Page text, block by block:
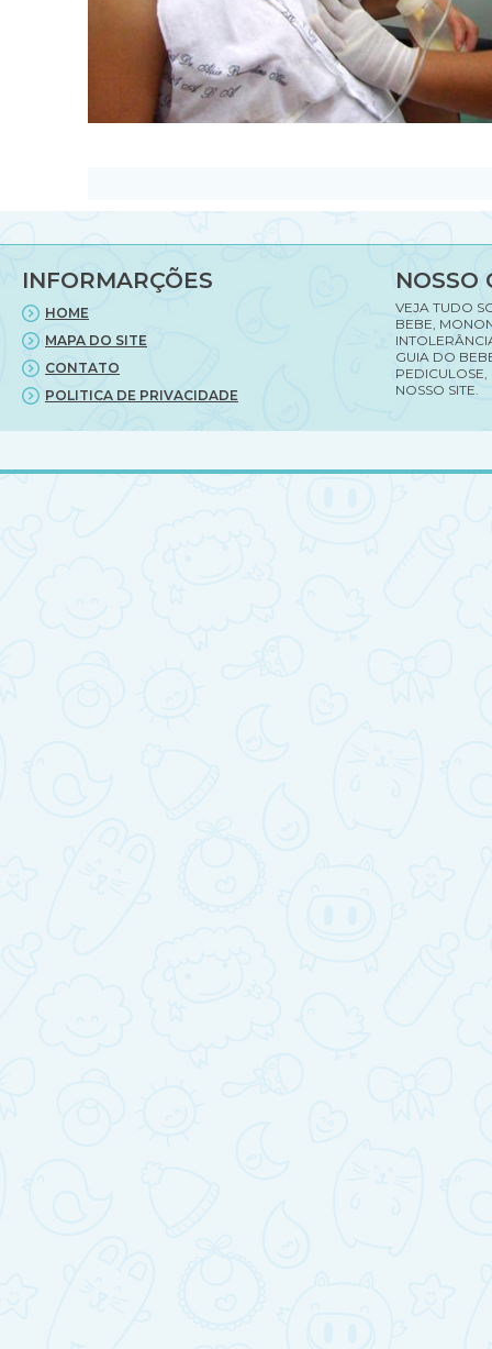
INFORMARÇÕES
HOME
MAPA DO SITE
CONTATO
POLITICA DE PRIVACIDADE
NOSSO
VEJA TUDO
BEBE,
GUIA DO
PEDICULOSE,
NOSSO SITE.